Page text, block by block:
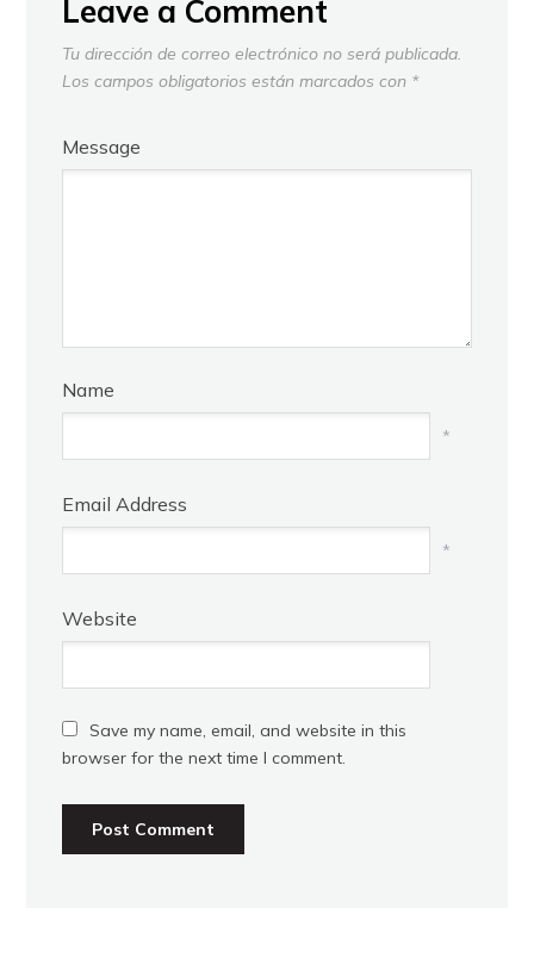
Leave a Comment
Tu dirección de correo electrónico no será publicada.
Los campos obligatorios están marcados con *
Message
Name
*
Email Address
*
Website
Save my name, email, and website in this
browser for the next time I comment.